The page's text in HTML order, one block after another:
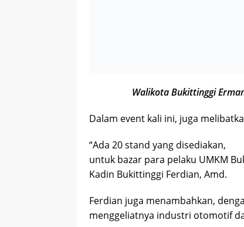
Walikota Bukittinggi
Dalam event kali ini, juga
“Ada 20 stand yang disediakan,
untuk bazar para pelaku UMKM
Kadin Bukittinggi Ferdian, Amd.
Ferdian juga menambahkan,
menggeliatnya industri otomotif